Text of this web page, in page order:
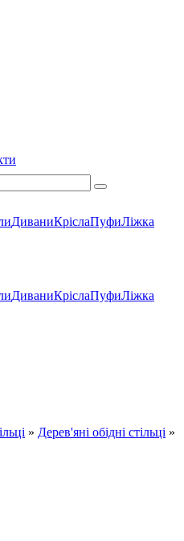
ДиваниКріслаПуфиЛіжка
ДиваниКріслаПуфиЛіжка
» Дерев'яні обідні стільці »